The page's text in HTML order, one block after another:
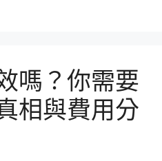
嗎？你需要
相與費用分